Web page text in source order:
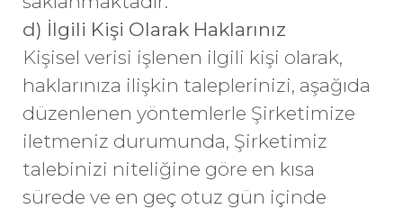
d) İlgili Kişi Olarak Haklarınız
Kişisel verisi işlenen ilgili kişi olarak,
haklarınıza ilişkin taleplerinizi, aşağıda
düzenlenen yöntemlerle Şirketimize
iletmeniz durumunda, Şirketimiz
talebinizi niteliğine göre en kısa
sürede ve en geç otuz gün içinde